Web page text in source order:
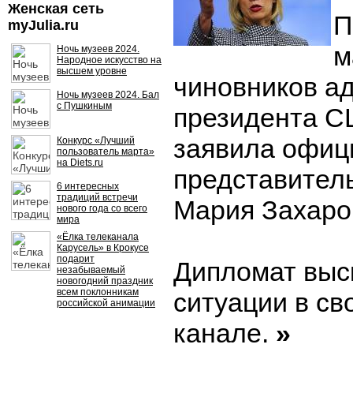
Женская сеть
myJulia.ru
Ночь музеев 2024.
Народное искусство на
высшем уровне
Ночь музеев 2024. Бал
с Пушкиным
Конкурс «Лучший
пользователь марта»
на Diets.ru
6 интересных
традиций встречи
нового года со всего
мира
«Ёлка телеканала
Карусель» в Крокусе
подарит
незабываемый
новогодний праздник
всем поклонникам
российской анимации
чиновников
президента
заявила
Мария
Дипломат
ситуации в
канале. »